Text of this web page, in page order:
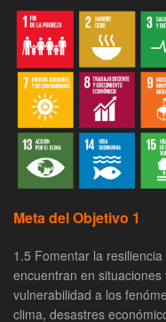
Meta del Objetivo 1
1.5 Fomentar la
encuentran en
vulnerabilidad a los
clima, desastres